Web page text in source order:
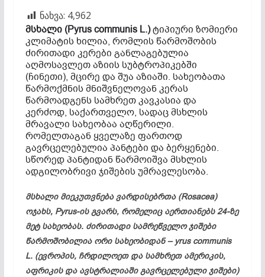
ნახვა: 4,962
მსხალი(Pyrus communis L.)ტიპიური ზომიერი
კლიმატის ხილია, რომლის წარმოშობის
ძირითადი კერები განლაგებულია
აღმოსავლეთ აზიის სუბტროპიკებში
(ჩინეთი), მცირე და შუა აზიაში. სახეობათა
წარმოქმნის მნიშვნელოვან კერას
წარმოადგენს სამხრეთ კავკასია და
კერძოდ, საქართველო, სადაც მსხლის
მრავალი სახეობაა აღწერილი.
რომელთაგან ყველაზე ფართოდ
გავრცელებულია პანტები და ბერყენები.
სწორედ პანტიდან წარმოიშვა მსხლის
ადგილობრივი ჯიშების უმრავლესობა.
მსხალი მიეკუთვნება ვარდისებრთა (Rosacea)
ოჯახს, Pyrus-ის გვარს, რომელიც აერთიანებს 24-ზე
მეტ სახეობას. ძირითადი სამრეწველო ჯიშები
წარმოშობილია ორი სახეობიდან – yrus communis
L. (ევროპის, ჩრდილოეთ და სამხრეთ ამერიკის,
აფრიკის და ავსტრალიაში გავრცელებული ჯიშები)